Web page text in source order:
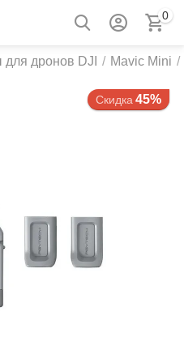
0
дронов DJI / Mavic Mini /
Скидка 45%